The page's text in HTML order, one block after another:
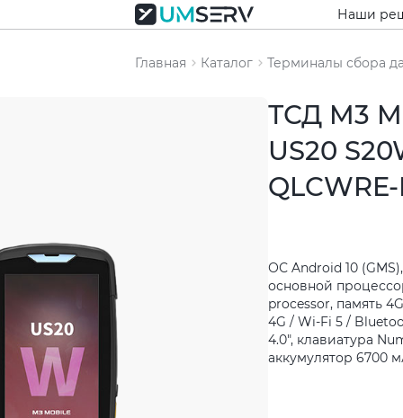
Наши
Главная Каталог Терминалы сбора
ТСД M3
US20
ОС Android 10
основной
processor, память
4G / Wi-Fi 5 /
4.0", клавиатура
аккумулятор 6700